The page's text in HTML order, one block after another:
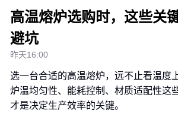
高温熔炉选购时，这些关
避坑
昨天16:00
选一台合适的高温熔炉，远不止看温
炉温均匀性、能耗控制、材质适配性这
才是决定生产效率的关键。